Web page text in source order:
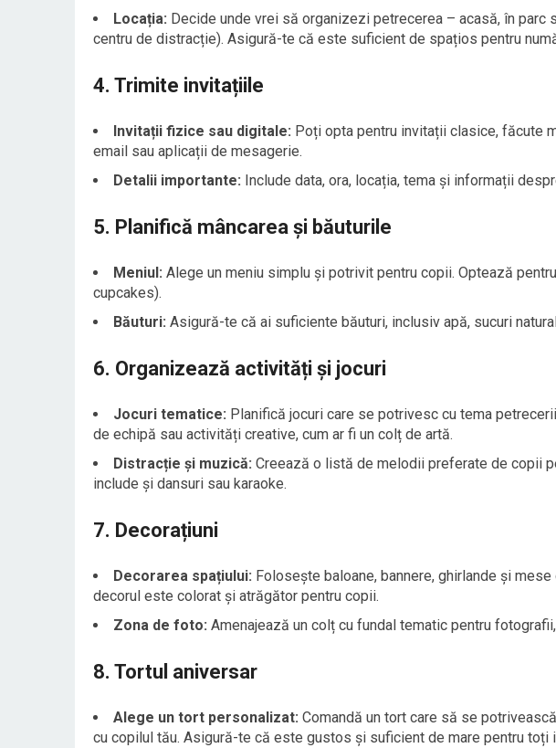
Locația: Decide unde vrei să organizezi petrecerea – acasă, în
centru de distracție). Asigură-te că este suficient de spațios pentru
4. Trimite invitațiile
Invitații fizice sau digitale: Poți opta pentru invitații clasice, făcute
email sau aplicații de mesagerie.
Detalii importante: Include data, ora, locația, tema și informații
5. Planifică mâncarea și băuturile
Meniul: Alege un meniu simplu și potrivit pentru copii. Optează
cupcakes).
Băuturi: Asigură-te că ai suficiente băuturi, inclusiv apă, sucuri
6. Organizează activități și jocuri
Jocuri tematice: Planifică jocuri care se potrivesc cu tema
de echipă sau activități creative, cum ar fi un colț de artă.
Distracție și muzică: Creează o listă de melodii preferate de copii
include și dansuri sau karaoke.
7. Decorațiuni
Decorarea spațiului: Folosește baloane, bannere, ghirlande și
decorul este colorat și atrăgător pentru copii.
Zona de foto: Amenajează un colț cu fundal tematic pentru
8. Tortul aniversar
Alege un tort personalizat: Comandă un tort care să se
cu copilul tău. Asigură-te că este gustos și suficient de mare pentru toți